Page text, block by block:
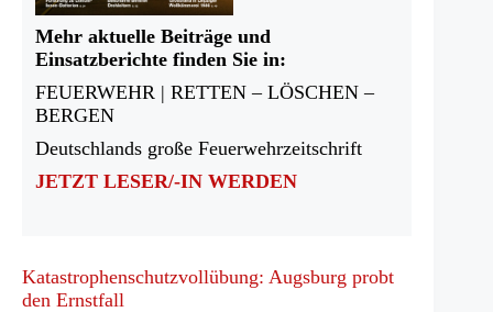
Mehr aktuelle Beiträge und
Einsatzberichte finden Sie in:
FEUERWEHR | RETTEN – LÖSCHEN –
BERGEN
Deutschlands große Feuerwehrzeitschrift
JETZT LESER/-IN WERDEN
Katastrophenschutzvollübung: Augsburg probt
den Ernstfall